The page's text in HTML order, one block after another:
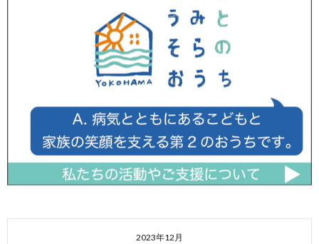
2023年12月